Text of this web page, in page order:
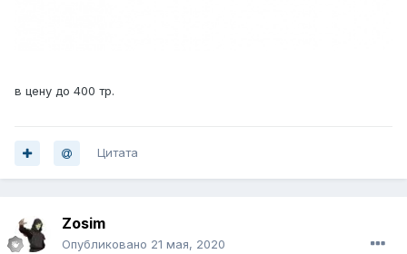
в цену до 400 тр.
Цитата
Zosim
Опубликовано 21 мая, 2020